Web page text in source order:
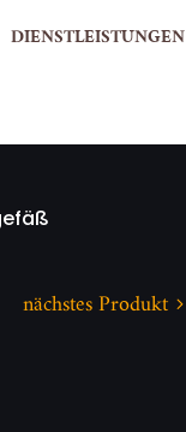
DIENSTLEISTUNGEN
nächstes Produkt